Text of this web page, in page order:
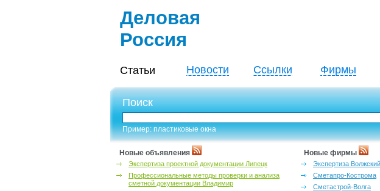
Деловая
Россия
Статьи Новости Ссылки Фирмы
Поиск
Пример: пластиковые окна
Новые объявления
Экспертиза проектной документации Липецк
Профессиональные методы проверки и анализа
сметной документации Владимир
Новые фирмы
Экспертиза Волжский
Сметапро-Кострома
Сметастрой-Волга